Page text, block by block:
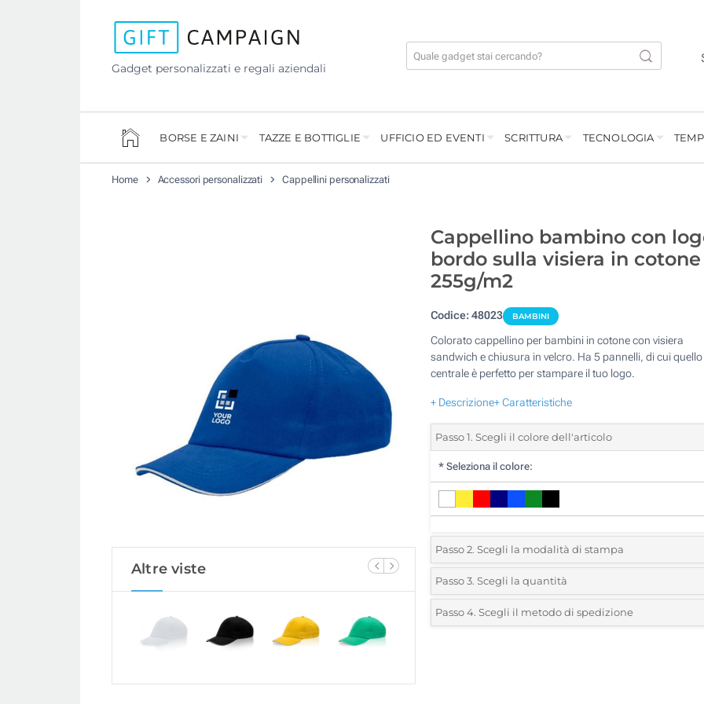
Gadget personalizzati e regali aziendali
BORSE E ZAINI TAZZE E BOTTIGLIE UFFICIO ED EVENTI SCRITTURA TECNOLOGIA
Home Accessori personalizzati Cappellini personalizzati
Altre viste
Cappellino bambino con
bordo sulla visiera in cotone
255g/m2
Codice: 48023 BAMBINI
Colorato cappellino per bambini in cotone con visiera
sandwich e chiusura in velcro. Ha 5 pannelli, di cui quello
centrale è perfetto per stampare il tuo logo.
+ Descrizione+ Caratteristiche
Passo 1. Scegli il colore dell'articolo
* Seleziona il colore:
Passo 2. Scegli la modalità di stampa
*Seleziona la posizione di stampa e il colore del vostro
1 Colore (Davanti)
Passo 3. Scegli la quantità
*Quantità desiderata:
Passo 4. Scegli il metodo di spedizione